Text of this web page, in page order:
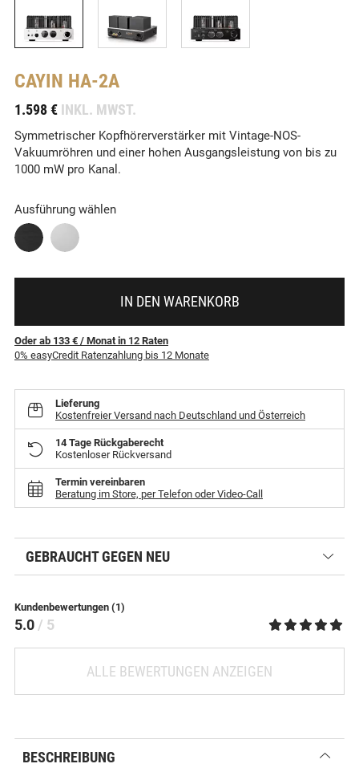
CAYIN HA-2A
1.598 € INKL. MWST.
Symmetrischer Kopfhörerverstärker mit Vintage-NOS-
Vakuumröhren und einer hohen Ausgangsleistung von bis zu
1000 mW pro Kanal.
Ausführung wählen
IN DEN WARENKORB
Oder ab 133 € / Monatin 12 Raten
0% easyCredit Ratenzahlung bis 12 Monate
Lieferung
Kostenfreier Versand nach Deutschland und Österreich
14 Tage Rückgaberecht
Kostenloser Rückversand
Termin vereinbaren
Beratung im Store, per Telefon oder Video-Call
GEBRAUCHT GEGEN NEU
Kundenbewertungen (1)
5.0 / 5
ALLE BEWERTUNGEN ANZEIGEN
BESCHREIBUNG